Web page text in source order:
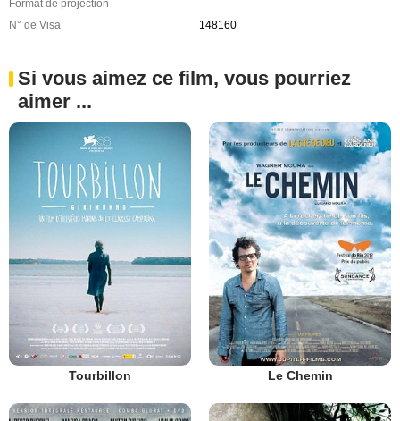
Format de projection
-
N° de Visa
148160
Si vous aimez ce film, vous pourriez
aimer ...
Tourbillon Le Chemin